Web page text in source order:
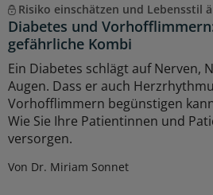
Risiko einschätzen und Lebensstil
Diabetes und
gefährliche Kombi
Ein Diabetes schlägt auf Nerven,
Augen. Dass er auch
Vorhofflimmern begünstigen
Wie Sie Ihre Patientinnen und
versorgen.
Von Dr. Miriam Sonnet